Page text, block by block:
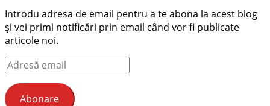
Introdu adresa de email pentru a te abona la acest blog
și vei primi notificări prin email când vor fi publicate
articole noi.
Adresă
email
Abonare